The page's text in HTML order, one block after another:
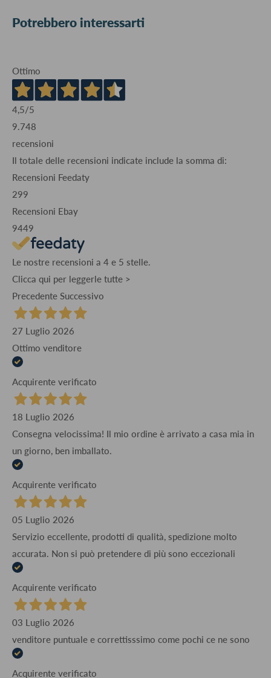
Potrebbero interessarti
Ottimo
4,5/5
9.748
recensioni
Il totale delle recensioni indicate include la somma di:
Recensioni Feedaty
299
Recensioni Ebay
9449
Le nostre recensioni a 4 e 5 stelle.
Clicca qui per leggerle tutte >
Precedente Successivo
27 Luglio 2026
Ottimo venditore
Acquirente verificato
18 Luglio 2026
Consegna velocissima! Il mio ordine è arrivato a casa mia in
un giorno, ben imballato.
Acquirente verificato
05 Luglio 2026
Servizio eccellente, prodotti di qualità, spedizione molto
accurata. Non si può pretendere di più sono eccezionali
Acquirente verificato
03 Luglio 2026
venditore puntuale e correttisssimo come pochi ce ne sono
Acquirente verificato